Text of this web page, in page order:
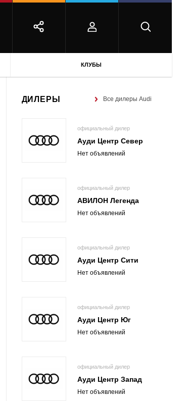
КЛУБЫ
ДИЛЕРЫ Все дилеры Audi
официальный дилер
Ауди Центр Север
Нет объявлений
официальный дилер
АВИЛОН Легенда
Нет объявлений
официальный дилер
Ауди Центр Сити
Нет объявлений
официальный дилер
Ауди Центр Юг
Нет объявлений
официальный дилер
Ауди Центр Запад
Нет объявлений